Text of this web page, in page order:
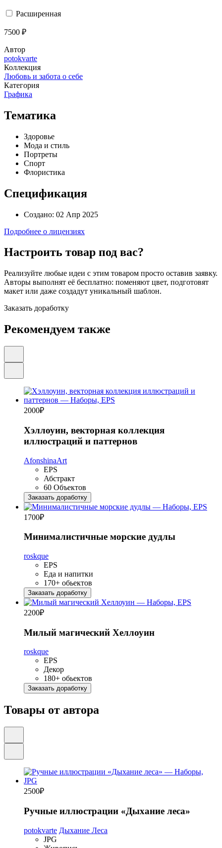
Расширенная
7500 ₽
Автор
potokvarte
Коллекция
Любовь и забота о себе
Категория
Графика
Тематика
Здоровье
Мода и стиль
Портреты
Спорт
Флористика
Спецификация
Создано: 02 Апр 2025
Подробнее о лицензиях
Настроить товар под вас?
Реализуйте любые идеи с этим товаром просто оставив заявку.
Авторы выполнят её бесплатно: поменяют цвет, подготовят
макет или даже создадут уникальный шаблон.
Заказать доработку
Рекомендуем также
2000₽
Хэллоуин, векторная коллекция
иллюстраций и паттернов
AfonshinaArt
EPS
Абстракт
60 Объектов
Заказать доработку
1700₽
Минималистичные морские дудлы
roskque
EPS
Еда и напитки
170+ обьектов
Заказать доработку
2200₽
Милый магический Хеллоуин
roskque
EPS
Декор
180+ обьектов
Заказать доработку
Товары от автора
2500₽
Ручные иллюстрации «Дыхание леса»
potokvarte Дыхание Леса
JPG